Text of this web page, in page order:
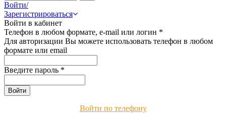
Войти/
Зарегистрироваться
Войти в кабинет
Телефон в любом формате, e-mail или логин *
Для авторизации Вы можете использовать телефон в любом
формате или email
Введите пароль *
Войти по телефону